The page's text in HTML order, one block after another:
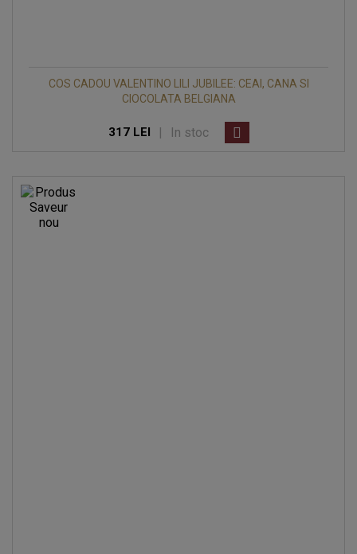
COS CADOU VALENTINO LILI JUBILEE: CEAI, CANA SI
CIOCOLATA BELGIANA
317 LEI | In stoc